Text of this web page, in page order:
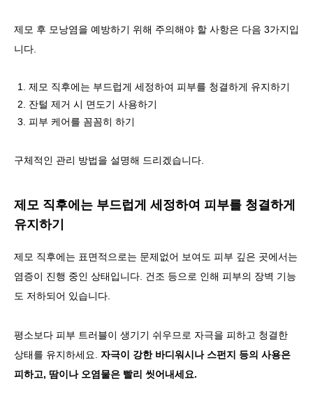
제모 후 모낭염을 예방하기 위해 주의해야 할 사항은 다음 3가지입
니다.
제모 직후에는 부드럽게 세정하여 피부를 청결하게 유지하기
잔털 제거 시 면도기 사용하기
피부 케어를 꼼꼼히 하기
구체적인 관리 방법을 설명해 드리겠습니다.
제모 직후에는 부드럽게 세정하여 피부를 청결하게
유지하기
제모 직후에는 표면적으로는 문제없어 보여도 피부 깊은 곳에서는
염증이 진행 중인 상태입니다. 건조 등으로 인해 피부의 장벽 기능
도 저하되어 있습니다.
평소보다 피부 트러블이 생기기 쉬우므로 자극을 피하고 청결한
상태를 유지하세요. 자극이 강한 바디워시나 스펀지 등의 사용은
피하고, 땀이나 오염물은 빨리 씻어내세요.